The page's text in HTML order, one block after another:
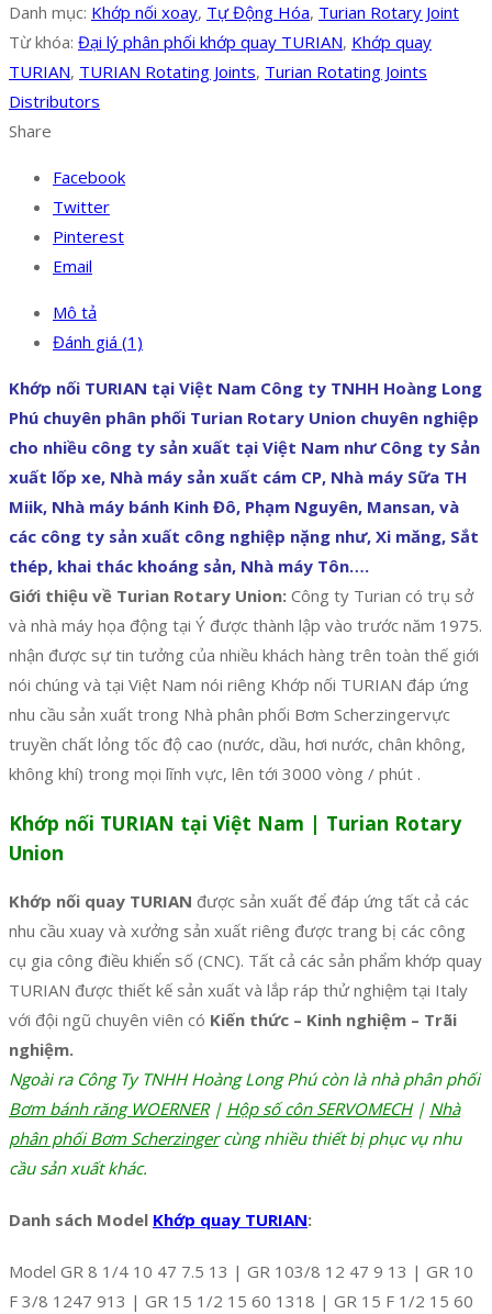
Danh mục: Khớp nối xoay, Tự Động Hóa, Turian Rotary Joint
Từ khóa: Đại lý phân phối khớp quay TURIAN, Khớp quay
TURIAN, TURIAN Rotating Joints, Turian Rotating Joints
Distributors
Share
Facebook
Twitter
Pinterest
Email
Mô tả
Đánh giá (1)
Khớp nối TURIAN tại Việt Nam Công ty TNHH Hoàng Long
Phú chuyên phân phối Turian Rotary Union chuyên nghiệp
cho nhiều công ty sản xuất tại Việt Nam như Công ty Sản
xuất lốp xe, Nhà máy sản xuất cám CP, Nhà máy Sữa TH
Miik, Nhà máy bánh Kinh Đô, Phạm Nguyên, Mansan, và
các công ty sản xuất công nghiệp nặng như, Xi măng, Sắt
thép, khai thác khoáng sản, Nhà máy Tôn….
Giới thiệu về Turian Rotary Union: Công ty Turian có trụ sở
và nhà máy họa động tại Ý được thành lập vào trước năm 1975.
nhận được sự tin tưởng của nhiều khách hàng trên toàn thế giới
nói chúng và tại Việt Nam nói riêng Khớp nối TURIAN đáp ứng
nhu cầu sản xuất trong Nhà phân phối Bơm Scherzingervực
truyền chất lỏng tốc độ cao (nước, dầu, hơi nước, chân không,
không khí) trong mọi lĩnh vực, lên tới 3000 vòng / phút .
Khớp nối TURIAN tại Việt Nam | Turian Rotary
Union
Khớp nối quay TURIAN được sản xuất để đáp ứng tất cả các
nhu cầu xuay và xưởng sản xuất riêng được trang bị các công
cụ gia công điều khiển số (CNC). Tất cả các sản phẩm khớp quay
TURIAN được thiết kế sản xuất và lắp ráp thử nghiệm tại Italy
với đội ngũ chuyên viên có Kiến thức – Kinh nghiệm – Trãi
nghiệm.
Ngoài ra Công Ty TNHH Hoàng Long Phú còn là nhà phân phối
Bơm bánh răng WOERNER| Hộp số côn SERVOMECH| Nhà
phân phối Bơm Scherzinger cùng nhiều thiết bị phục vụ nhu
cầu sản xuất khác.
Danh sách Model Khớp quay TURIAN:
Model GR 8 1/4 10 47 7.5 13 | GR 103/8 12 47 9 13 | GR 10
F 3/8 1247 913 | GR 15 1/2 15 60 1318 | GR 15 F 1/2 15 60